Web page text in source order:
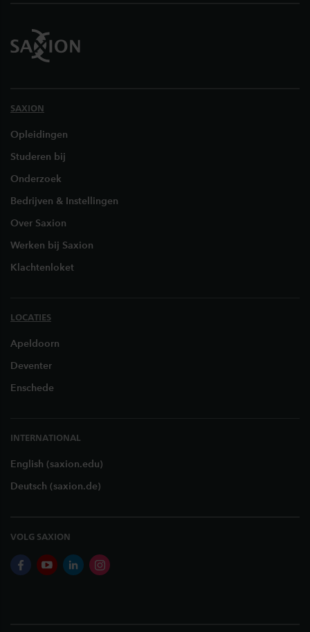
SAXION
Opleidingen
Studeren bij
Onderzoek
Bedrijven & Instellingen
Over Saxion
Werken bij Saxion
Klachtenloket
LOCATIES
Apeldoorn
Deventer
Enschede
INTERNATIONAL
English (saxion.edu)
Deutsch (saxion.de)
VOLG SAXION
facebookyoutubelinkedininstagram